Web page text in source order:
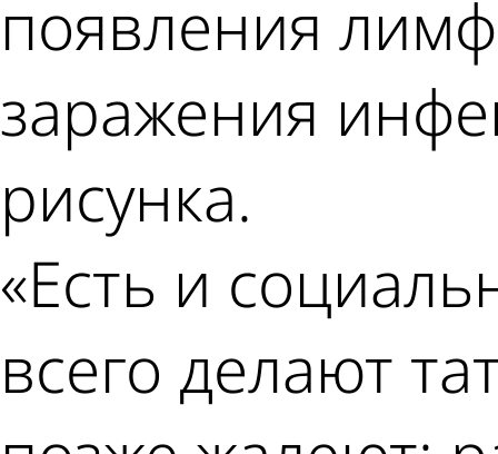
появления
заражения
рисунка.
«Есть и
всего делают